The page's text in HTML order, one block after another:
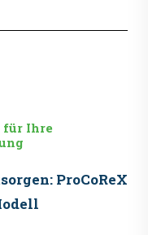
für Ihre
ProCoReX